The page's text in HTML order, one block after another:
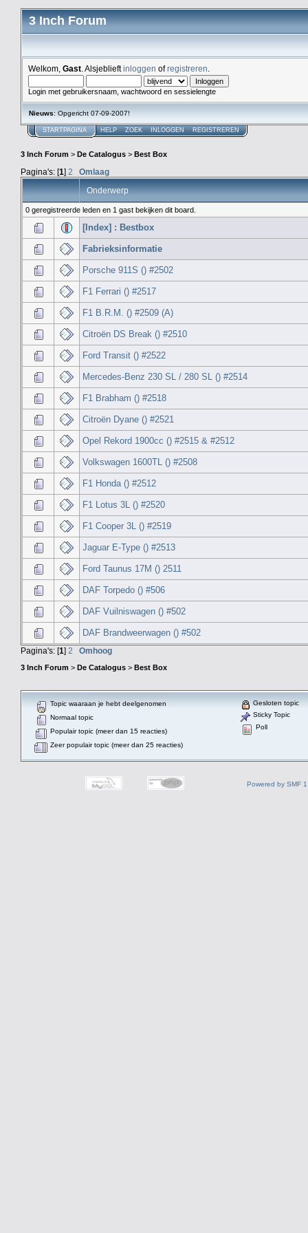
3 Inch Forum
Welkom, Gast . Alsjeblieftinloggen ofregistreren
Login met gebruikersnaam, wachtwoord en sessielengte
Nieuws: Opgericht 07-09-2007!
STARTPAGINA HELP ZOEK INLOGGEN REGISTREREN
3 Inch Forum > De Catalogus > Best Box
Pagina's: [1] 2 Omlaag
Onderwerp
0 geregistreerde leden en 1 gast bekijken dit board.
[Index] : Bestbox
Fabrieksinformatie
Porsche 911S () #2502
F1 Ferrari () #2517
F1 B.R.M. () #2509 (A)
Citroën DS Break () #2510
Ford Transit () #2522
Mercedes-Benz 230 SL / 280 SL () #2514
F1 Brabham () #2518
Citroën Dyane () #2521
Opel Rekord 1900cc () #2515 & #2512
Volkswagen 1600TL () #2508
F1 Honda () #2512
F1 Lotus 3L () #2520
F1 Cooper 3L () #2519
Jaguar E-Type () #2513
Ford Taunus 17M () 2511
DAF Torpedo () #506
DAF Vuilniswagen () #502
DAF Brandweerwagen () #502
Pagina's: [1] 2 Omhoog
3 Inch Forum > De Catalogus > Best Box
Topic waaraan je hebt deelgenomen
Normaal topic
Populair topic (meer dan 15 reacties)
Zeer populair topic (meer dan 25 reacties)
Gesloten topic
Sticky Topic
Poll
Powered by SMF